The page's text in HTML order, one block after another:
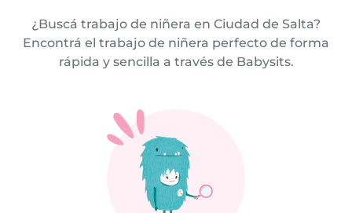
¿Buscá trabajo de niñera en Ciudad de Salta?
Encontrá el trabajo de niñera perfecto de forma
rápida y sencilla a través de Babysits.